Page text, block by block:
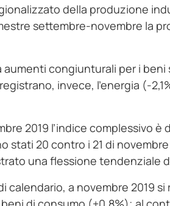
della produzione
settembre-novembre la
congiunturali per i
invece, l’energia (-
2019 l’indice complessivo è
20 contro i 21 di
una flessione tendenziale
a novembre 2019